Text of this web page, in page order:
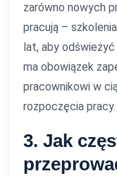
zarówno nowych
pracują –
lat, aby
ma obowiązek
pracownikowi w
rozpoczęcia pracy.
3. Jak